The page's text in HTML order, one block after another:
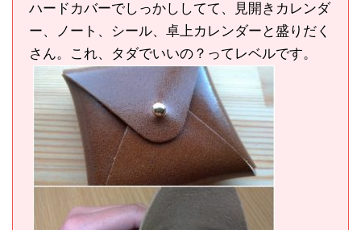
ハードカバーでしっかししてて、見開きカレンダ
ー、ノート、シール、卓上カレンダーと盛りだく
さん。これ、タダでいいの？ってレベルです。